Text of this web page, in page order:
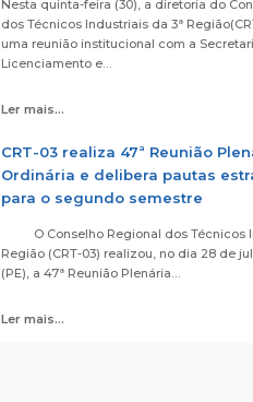
Nesta quinta-feira (30), a diretoria do
dos Técnicos Industriais da 3ª
uma reunião institucional com a
Licenciamento e…
Ler mais...
CRT-03 realiza 47ª Reunião
Ordinária e delibera pautas
para o segundo semestre
O Conselho Regional dos Técnicos
Região (CRT-03) realizou, no dia 28 de
(PE), a 47ª Reunião Plenária…
Ler mais...